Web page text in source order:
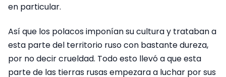
en particular.
Así que los polacos imponían su cultura y trataban a
esta parte del territorio ruso con bastante dureza,
por no decir crueldad. Todo esto llevó a que esta
parte de las tierras rusas empezara a luchar por sus